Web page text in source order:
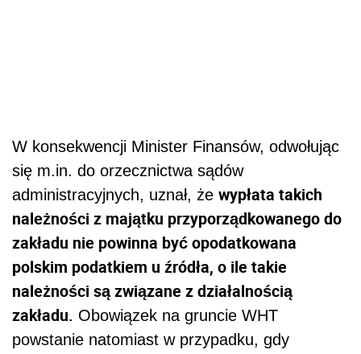
W konsekwencji Minister Finansów, odwołując
się m.in. do orzecznictwa sądów
administracyjnych, uznał, że wypłata takich
należności z majątku przyporządkowanego do
zakładu nie powinna być opodatkowana
polskim podatkiem u źródła, o ile takie
należności są związane z działalnością
zakładu. Obowiązek na gruncie WHT
powstanie natomiast w przypadku, gdy